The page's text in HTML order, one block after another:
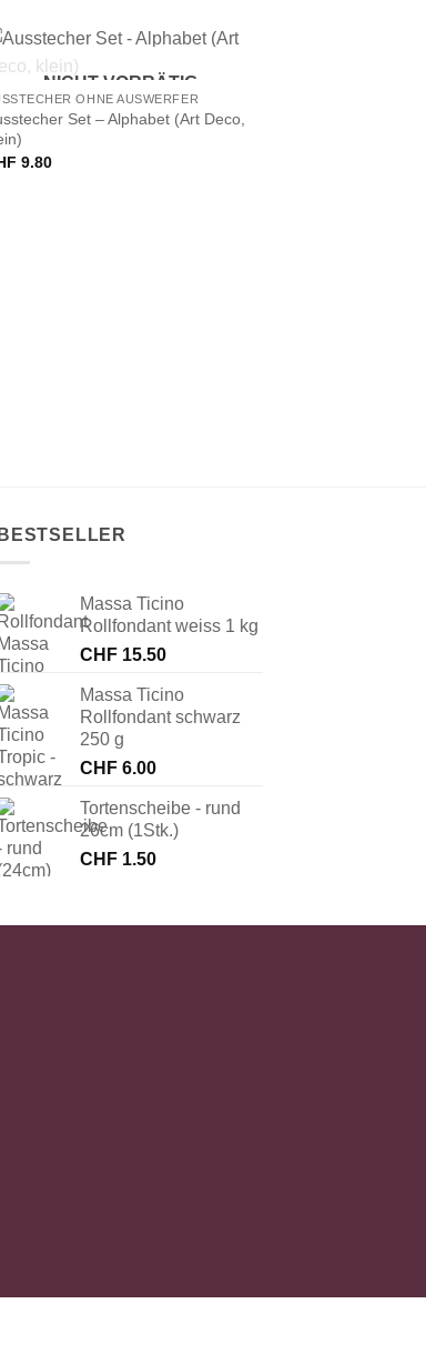
NICHT VORRÄTIG
OHNE AUSWERFER
Set – Alphabet (Art Deco,
9.80
BESTSELLER
Massa Ticino
Rollfondant weiss 1 kg
CHF 15.50
Massa Ticino
Rollfondant schwarz
250 g
CHF 6.00
Tortenscheibe - rund
26cm (1Stk.)
CHF 1.50